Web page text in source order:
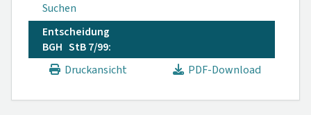
Suchen
Entscheidung
BGH StB 7/99:
Druckansicht
PDF-Download